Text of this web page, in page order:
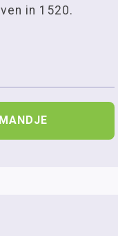
in 1520.